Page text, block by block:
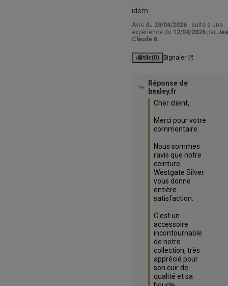
idem
Avis du 29/04/2026 , suite à une
expérience du 12/04/2026 par
Claude B.
Utile(0) Signaler
Réponse de
bexley.fr
Cher client,
Merci pour votre
commentaire.
Nous sommes
ravis que notre
ceinture
Westgate Silver
vous donne
entière
satisfaction.
C'est un
accessoire
incontournable
de notre
collection, très
apprécié pour
son cuir de
qualité et sa